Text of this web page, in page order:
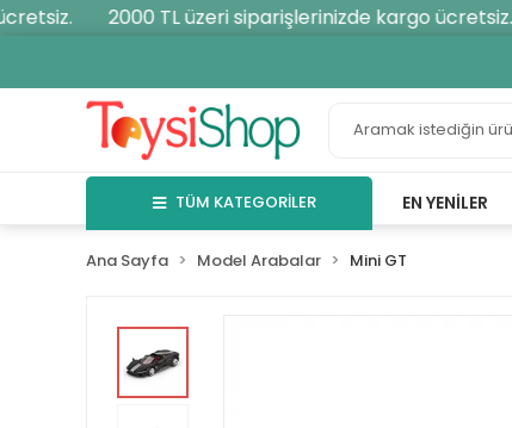
2000 TL üzeri siparişlerinizde kargo ücretsiz.
TÜM KATEGORİLER EN YENILER
Ana Sayfa Model Arabalar Mini GT